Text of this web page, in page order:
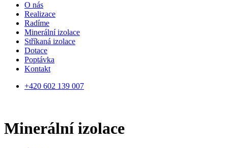
O nás
Realizace
Radíme
Minerální izolace
Stříkaná izolace
Dotace
Poptávka
Kontakt
+420 602 139 007
Minerální izolace